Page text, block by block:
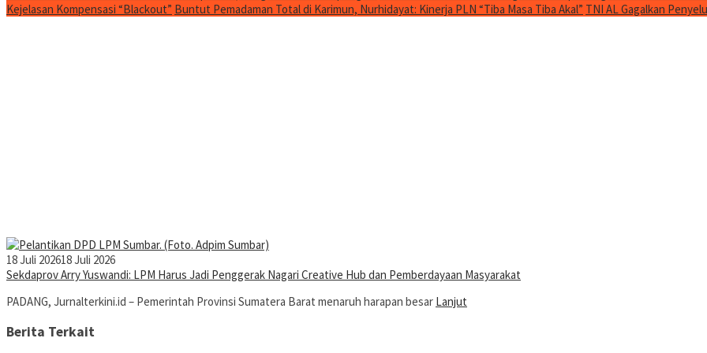
Kejelasan Kompensasi “Blackout” Buntut Pemadaman Total di Karimun, Nurhidayat: Kinerja PLN “Tiba Masa Tiba Akal” TNI AL Gagalkan
18 Juli 202618 Juli 2026
Sekdaprov Arry Yuswandi: LPM Harus Jadi Penggerak Nagari Creative Hub dan Pemberdayaan Masyarakat
PADANG, Jurnalterkini.id – Pemerintah Provinsi Sumatera Barat menaruh harapan besar Lanjut
Berita Terkait